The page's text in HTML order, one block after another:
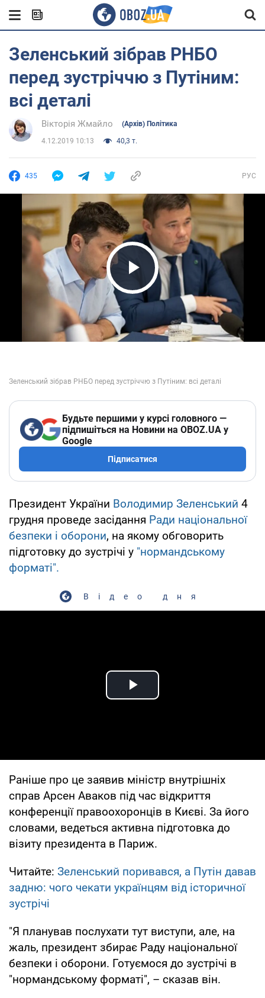
Зеленський зібрав РНБО
перед зустріччю з Путіним:
всі деталі
Вікторія Жмайло (Архів) Політика
4.12.2019 10:13 40,3 т.
435 РУС
Play Video
Будьте першими у курсі головного —
підпишіться на Новини на OBOZ.UA у
Google
Підписатися
Президент України Володимир Зеленський 4
грудня проведе засідання Ради національної
безпеки і оборони, на якому обговорить
підготовку до зустрічі у "нормандському
форматі".
Відео дня
Play Video
Раніше про це заявив міністр внутрішніх
справ Арсен Аваков під час відкриття
конференції правоохоронців в Києві. За його
словами, ведеться активна підготовка до
візиту президента в Париж.
Читайте: Зеленський поривався, а Путін давав
задню: чого чекати українцям від історичної
зустрічі
"Я планував послухати тут виступи, але, на
жаль, президент збирає Раду національної
безпеки і оборони. Готуємося до зустрічі в
"нормандському форматі", – сказав він.